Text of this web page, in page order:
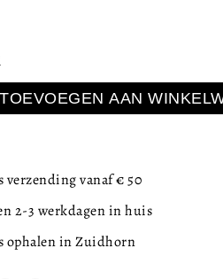
TOEVOEGEN AAN
verzending vanaf € 50
2-3 werkdagen in huis
ophalen in Zuidhorn